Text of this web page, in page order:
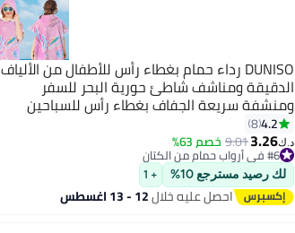
DUNISO رداء حمام بغطاء رأس للأطفال من الألياف
الدقيقة ومناشف شاطئ حورية البحر للسفر
ومنشفة سريعة الجفاف بغطاء رأس للسباحين
ومناشف شاطئ مقاومة للرمال للأطفال ومناشف
حمام سباحة رائعة وإكسسوارات شاطئ ومنشفة
فائقة الامتصاص
4.2
8
د.ك‏3.26
9.01خصم 63%
#6 في أرواب حمام من الكتان
#6 في أرواب حمام من الكتان
لك رصيد مسترجع 10% + 1
احصل عليه خلال12 - 13 اغسطس